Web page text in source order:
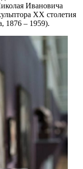
Ивановича
ХХ столетия
1876 – 1959).